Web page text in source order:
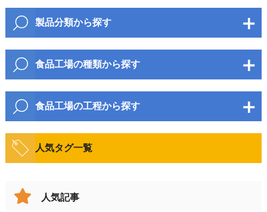
市区町村
町名・番地
製品分類から探す
包装・梱包資材
包装・梱包機器
検査機
印字機・ラベラー
食品工場の種類から探す
麺・パン 野菜・果物・加工品
水産・のり・加工品 畜産・鶏卵・加工品
菓子類
漬物・佃煮
食品工場の工程から探す
開梱・原料投入・混錬 搬送・移動
整列 加工(製品製造)
計量・計数
人気タグ一覧
人気記事